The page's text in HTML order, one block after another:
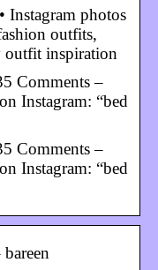
Instagram photos
outfits,
outfit inspiration
Comments –
Instagram: “bed
Comments –
Instagram: “bed